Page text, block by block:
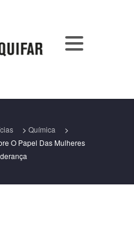
> Química
>
O Papel Das Mulheres